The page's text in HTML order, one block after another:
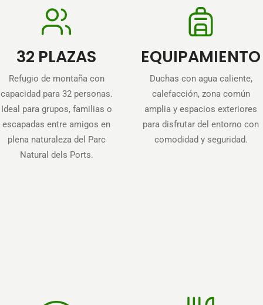
32 PLAZAS
Refugio de montaña con
capacidad para 32 personas.
Ideal para grupos, familias o
escapadas entre amigos en
plena naturaleza del Parc
Natural dels Ports.
EQUIPAMIENTO
Duchas con agua caliente,
calefacción, zona común
amplia y espacios exteriores
para disfrutar del entorno con
comodidad y seguridad.